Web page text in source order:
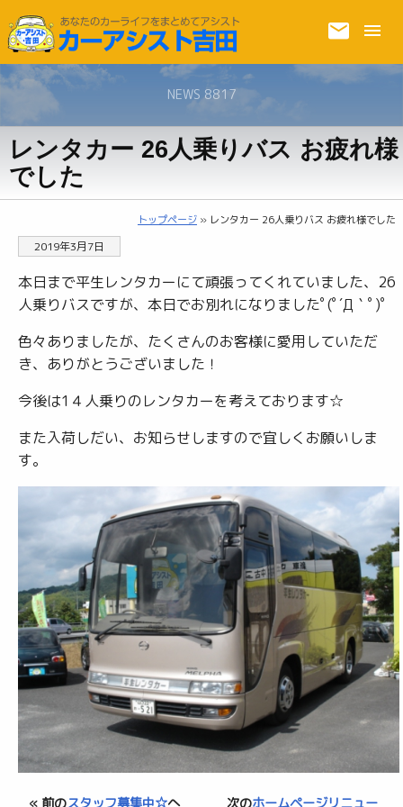
NEWS 8817
レンタカー 26人乗りバス お疲れ様
でした
トップページ » レンタカー 26人乗りバス お疲れ様でした
2019年3月7日
本日まで平生レンタカーにて頑張ってくれていました、26
人乗りバスですが、本日でお別れになりましたﾟ(ﾟ´Д｀ﾟ)ﾟ
色々ありましたが、たくさんのお客様に愛用していただ
き、ありがとうございました！
今後は1４人乗りのレンタカーを考えております☆
また入荷しだい、お知らせしますので宜しくお願いしま
す。
« 前のスタッフ募集中☆へ 次のホームページリニュー